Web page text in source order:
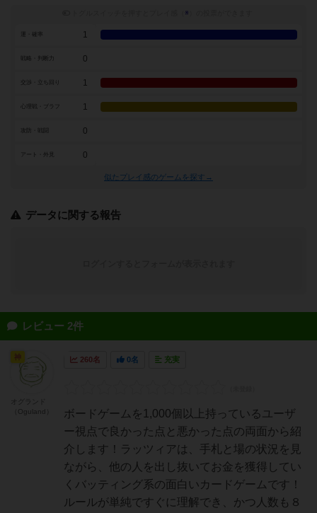
※
1
戦略・判断力 0
交渉・立ち回り 1
心理戦・ブラフ 1
0
アート・外見 0
似たプレイ感のゲームを探す→
データに関する報告
レビュー 2件
260名 0名 充実
ボードゲームを1,000個以上持っているユーザ
ー視点で良かった点と悪かった点の両面から紹
介します！ラッツィアは、手札と場の状況を見
ながら、他の人を出し抜いてお金を獲得してい
くバッティング系の面白いカードゲームです！
ルールが単純ですぐに理解でき、かつ人数も８
神
（Oguland）